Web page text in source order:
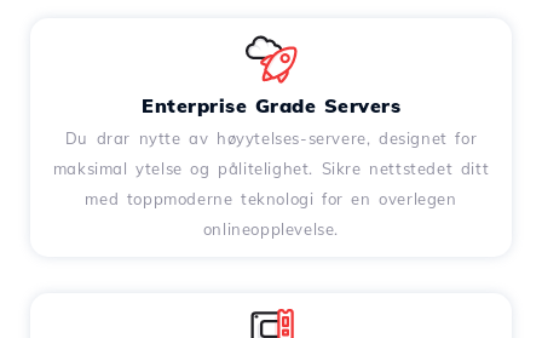
Enterprise Grade Servers
Du drar nytte av høyytelses-servere, designet for
maksimal ytelse og pålitelighet. Sikre nettstedet ditt
med toppmoderne teknologi for en overlegen
onlineopplevelse.